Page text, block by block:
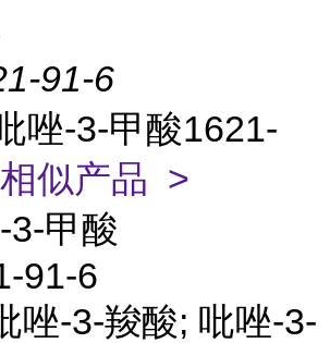
91-6
唑-3-甲酸1621-
似产品 >
3-甲酸
91-6
唑-3-羧酸; 吡唑-3-